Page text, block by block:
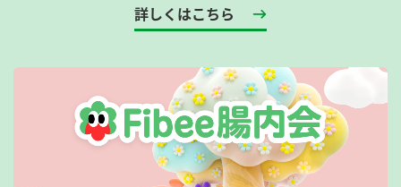
詳しくはこちら